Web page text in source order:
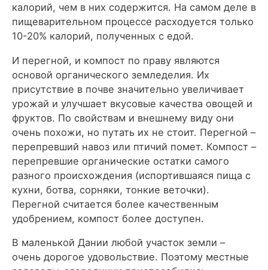
калорий, чем в них содержится. На самом деле в
пищеварительном процессе расходуется только
10-20% калорий, полученных с едой.
И перегной, и компост по праву являются
основой органического земледелия. Их
присутствие в почве значительно увеличивает
урожай и улучшает вкусовые качества овощей и
фруктов. По свойствам и внешнему виду они
очень похожи, но путать их не стоит. Перегной –
перепревший навоз или птичий помет. Компост –
перепревшие органические остатки самого
разного происхождения (испортившаяся пища с
кухни, ботва, сорняки, тонкие веточки).
Перегной считается более качественным
удобрением, компост более доступен.
В маленькой Дании любой участок земли –
очень дорогое удовольствие. Поэтому местные